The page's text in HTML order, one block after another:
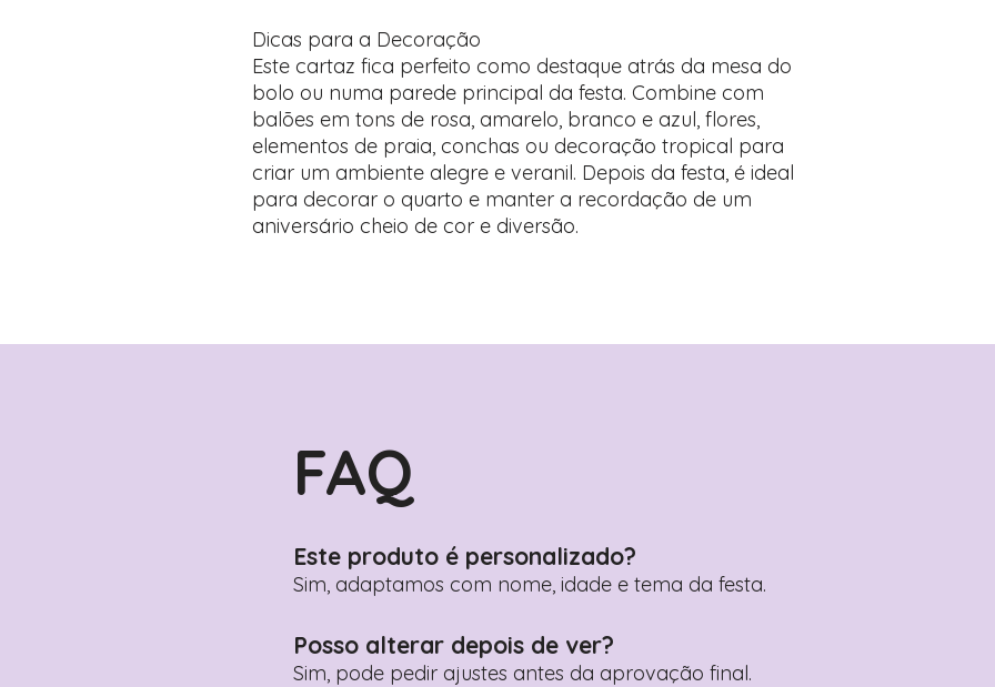
Dicas para a Decoração
Este cartaz fica perfeito como destaque atrás da mesa do
bolo ou numa parede principal da festa. Combine com
balões em tons de rosa, amarelo, branco e azul, flores,
elementos de praia, conchas ou decoração tropical para
criar um ambiente alegre e veranil. Depois da festa, é ideal
para decorar o quarto e manter a recordação de um
aniversário cheio de cor e diversão.
FAQ
Este produto é personalizado?
Sim, adaptamos com nome, idade e tema da festa.
Posso alterar depois de ver?
Sim, pode pedir ajustes antes da aprovação final.